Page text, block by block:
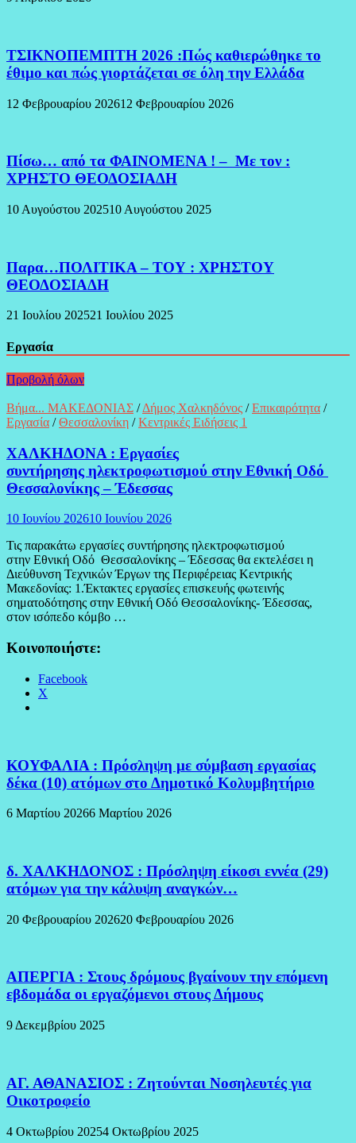
ΤΣΙΚΝΟΠΕΜΠΤΗ 2026 :Πώς καθιερώθηκε το
έθιμο και πώς γιορτάζεται σε όλη την Ελλάδα
12 Φεβρουαρίου 202612 Φεβρουαρίου 2026
Πίσω… από τα ΦΑΙΝΟΜΕΝΑ ! – Με τον :
ΧΡΗΣΤΟ ΘΕΟΔΟΣΙΑΔΗ
10 Αυγούστου 202510 Αυγούστου 2025
Παρα…ΠΟΛΙΤΙΚΑ – ΤΟΥ : ΧΡΗΣΤΟΥ
ΘΕΟΔΟΣΙΑΔΗ
21 Ιουλίου 202521 Ιουλίου 2025
Εργασία
Προβολή όλων
Βήμα... ΜΑΚΕΔΟΝΙΑΣ /Δήμος Χαλκηδόνος /Επικαιρότητα /
Εργασία /Θεσσαλονίκη /Κεντρικές Ειδήσεις 1
ΧΑΛΚΗΔΟΝΑ : Εργασίες
συντήρησης ηλεκτροφωτισμού στην Εθνική Οδό
Θεσσαλονίκης – Έδεσσας
10 Ιουνίου 202610 Ιουνίου 2026
Τις παρακάτω εργασίες συντήρησης ηλεκτροφωτισμού
στην Εθνική Οδό Θεσσαλονίκης – Έδεσσας θα εκτελέσει η
Διεύθυνση Τεχνικών Έργων της Περιφέρειας Κεντρικής
Μακεδονίας: 1.Έκτακτες εργασίες επισκευής φωτεινής
σηματοδότησης στην Εθνική Οδό Θεσσαλονίκης- Έδεσσας,
στον ισόπεδο κόμβο …
Κοινοποιήστε:
Facebook
X
ΚΟΥΦΑΛΙΑ : Πρόσληψη με σύμβαση εργασίας
δέκα (10) ατόμων στο Δημοτικό Κολυμβητήριο
6 Μαρτίου 20266 Μαρτίου 2026
δ. ΧΑΛΚΗΔΟΝΟΣ : Πρόσληψη είκοσι εννέα (29)
ατόμων για την κάλυψη αναγκών…
20 Φεβρουαρίου 202620 Φεβρουαρίου 2026
ΑΠΕΡΓΙΑ : Στους δρόμους βγαίνουν την επόμενη
εβδομάδα οι εργαζόμενοι στους Δήμους
9 Δεκεμβρίου 2025
ΑΓ. ΑΘΑΝΑΣΙΟΣ : Ζητούνται Νοσηλευτές για
Οικοτροφείο
4 Οκτωβρίου 20254 Οκτωβρίου 2025